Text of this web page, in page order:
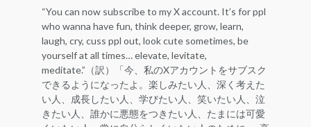
“You can now subscribe to my X account. It’s for ppl
who wanna have fun, think deeper, grow, learn,
laugh, cry, cuss ppl out, look cute sometimes, be
yourself at all times… elevate, levitate,
meditate.”（訳）「今、私のXアカウントをサブスク
できるようになったよ。楽しみたい人、深く考えた
い人、成長したい人、学びたい人、笑いたい人、泣
きたい人、誰かに悪態をつきたい人、たまには可愛